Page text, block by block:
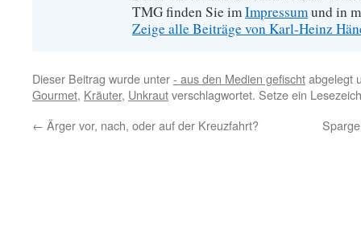
TMG finden Sie imImpressumund in
Zeige alle Beiträge von Karl-Heinz
Dieser Beitrag wurde unter- aus den Medien gefischtabgelegt
Gourmet, Kräuter, Unkrautverschlagwortet. Setze ein
← Ärger vor, nach, oder auf der Kreuzfahrt?